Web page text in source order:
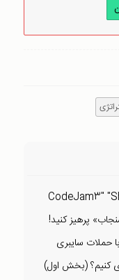
پرهیز کنید!
کنیم؟ (بخش اول)